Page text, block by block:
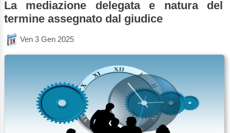
La mediazione delegata e natura del
termine assegnato dal giudice
Ven 3 Gen 2025